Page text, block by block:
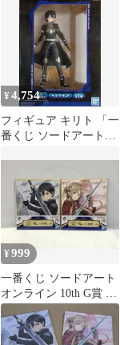
¥4,754
フィギュア キリト 「一
番くじ ソードアート・
Anniversary Part3」 A賞
フィギュア【14日以内
発送】
¥999
一番くじ ソードアート
オンライン 10th G賞 ミ
ニ色紙 2種セット